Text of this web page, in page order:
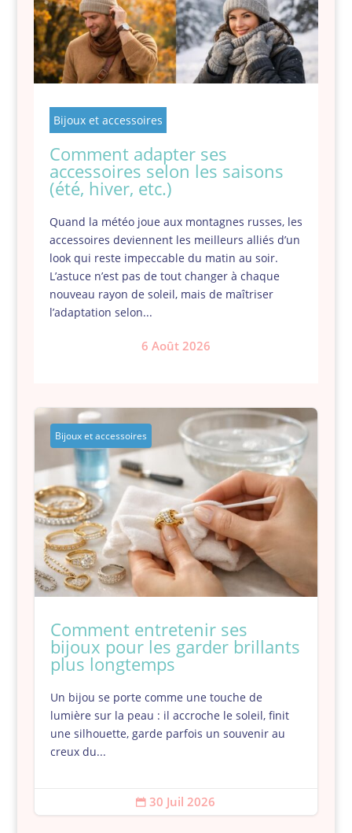
Bijoux et accessoires
Comment adapter ses
accessoires selon les saisons
(été, hiver, etc.)
Quand la météo joue aux montagnes russes, les
accessoires deviennent les meilleurs alliés d’un
look qui reste impeccable du matin au soir.
L’astuce n’est pas de tout changer à chaque
nouveau rayon de soleil, mais de maîtriser
l’adaptation selon...
6 Août 2026
Bijoux et accessoires
Comment entretenir ses
bijoux pour les garder brillants
plus longtemps
Un bijou se porte comme une touche de
lumière sur la peau : il accroche le soleil, finit
une silhouette, garde parfois un souvenir au
creux du...
 30 Juil 2026